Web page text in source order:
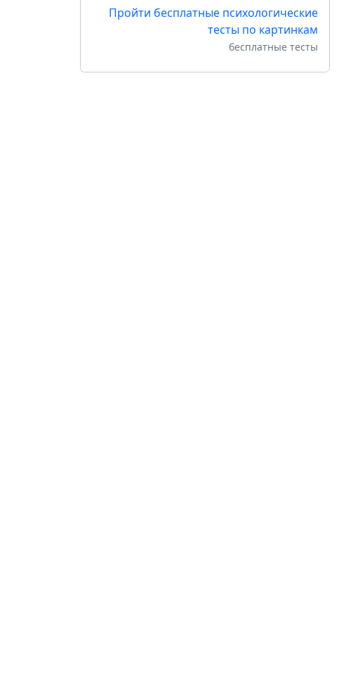
Пройти бесплатные психологические
тесты по картинкам
бесплатные тесты